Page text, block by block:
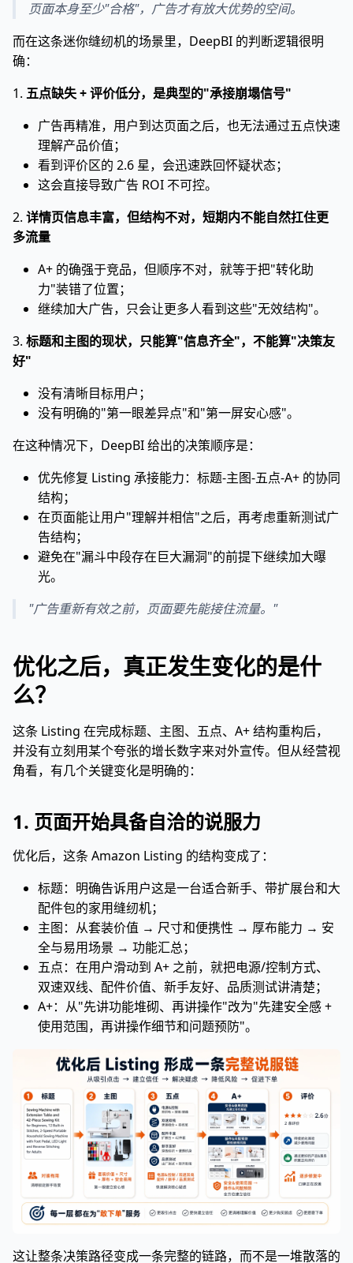
页面本身至少"合格"，广告才有放大优势的空间。
而在这条迷你缝纫机的场景里，DeepBI 的判断逻辑很明
确：
1. 五点缺失 + 评价低分，是典型的"承接崩塌信号"
广告再精准，用户到达页面之后，也无法通过五点快速
理解产品价值；
看到评价区的 2.6 星，会迅速跌回怀疑状态；
这会直接导致广告 ROI 不可控。
2. 详情页信息丰富，但结构不对，短期内不能自然扛住更
多流量
A+ 的确强于竞品，但顺序不对，就等于把"转化助
力"装错了位置；
继续加大广告，只会让更多人看到这些"无效结构"。
3. 标题和主图的现状，只能算"信息齐全"，不能算"决策友
好"
没有清晰目标用户；
没有明确的"第一眼差异点"和"第一屏安心感"。
在这种情况下，DeepBI 给出的决策顺序是：
优先修复 Listing 承接能力：标题-主图-五点-A+ 的协同
结构；
在页面能让用户"理解并相信"之后，再考虑重新测试广
告结构；
避免在"漏斗中段存在巨大漏洞"的前提下继续加大曝
光。
"广告重新有效之前，页面要先能接住流量。"
优化之后，真正发生变化的是什
么？
这条 Listing 在完成标题、主图、五点、A+ 结构重构后，
并没有立刻用某个夸张的增长数字来对外宣传。但从经营视
角看，有几个关键变化是明确的：
1. 页面开始具备自洽的说服力
优化后，这条 Amazon Listing 的结构变成了：
标题：明确告诉用户这是一台适合新手、带扩展台和大
配件包的家用缝纫机；
主图：从套装价值 → 尺寸和便携性 → 厚布能力 → 安
全与易用场景 → 功能汇总；
五点：在用户滑动到 A+ 之前，就把电源/控制方式、
双速双线、配件价值、新手友好、品质测试讲清楚；
A+：从"先讲功能堆砌、再讲操作"改为"先建安全感 +
使用范围，再讲操作细节和问题预防"。
这让整条决策路径变成一条完整的链路，而不是一堆散落的